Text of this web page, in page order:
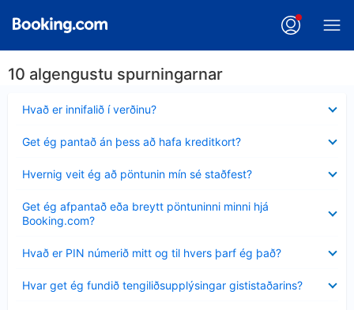
10 algengustu spurningarnar
Hvað er innifalið í verðinu?
sýnt
Get ég pantað án þess að hafa kreditkort?
sýnt
Hvernig veit ég að pöntunin mín sé staðfest?
sýnt
Get ég afpantað eða breytt pöntuninni minni hjá
Booking.com?
sýnt
Hvað er PIN númerið mitt og til hvers þarf ég það?
sýnt
Hvar get ég fundið tengiliðsupplýsingar gististaðarins?
sýnt